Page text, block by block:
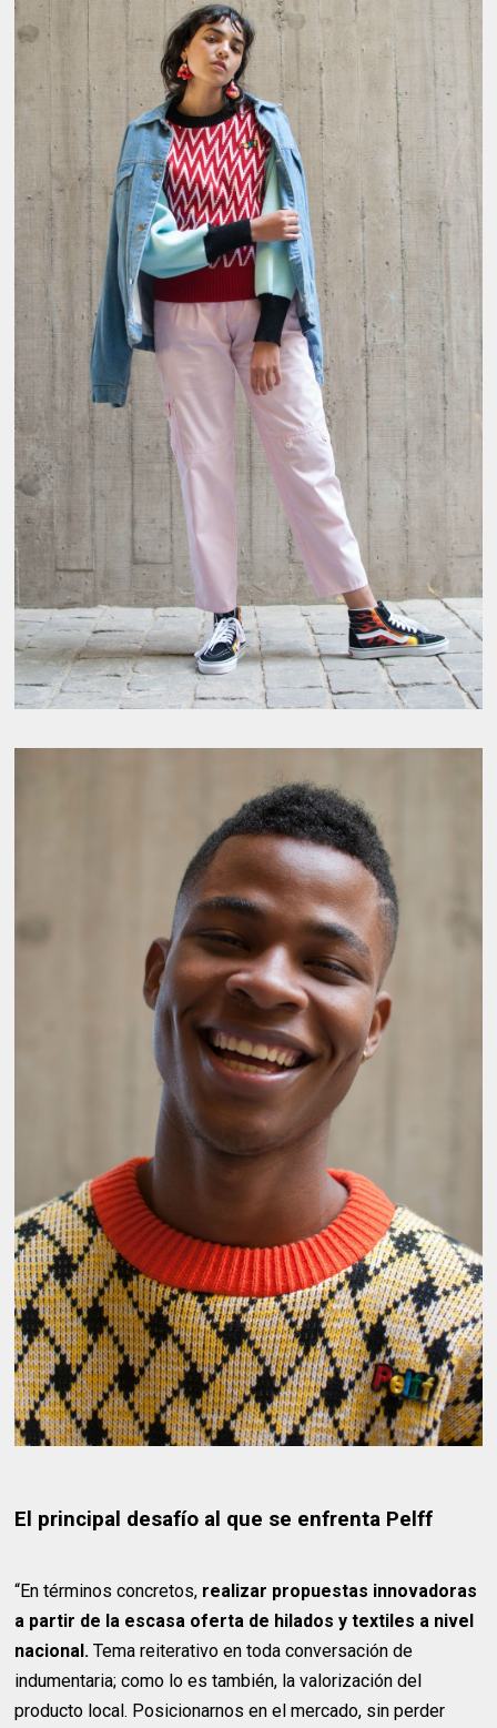
El principal desafío al que se enfrenta Pelff
“En términos concretos, realizar propuestas innovadoras
a partir de la escasa oferta de hilados y textiles a nivel
nacional. Tema reiterativo en toda conversación de
indumentaria; como lo es también, la valorización del
producto local. Posicionarnos en el mercado, sin perder